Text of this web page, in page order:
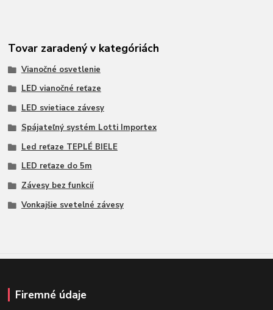
Tovar zaradený v kategóriách
Vianočné osvetlenie
LED vianočné reťaze
LED svietiace závesy
Spájateľný systém Lotti Importex
Led reťaze TEPLÉ BIELE
LED reťaze do 5m
Závesy bez funkcií
Vonkajšie svetelné závesy
Firemné údaje